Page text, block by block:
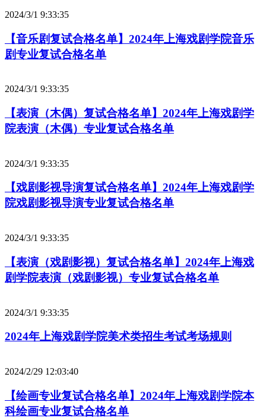
2024/3/1 9:33:35
【音乐剧复试合格名单】2024年上海戏剧学院音乐
剧专业复试合格名单
2024/3/1 9:33:35
【表演（木偶）复试合格名单】2024年上海戏剧学
院表演（木偶）专业复试合格名单
2024/3/1 9:33:35
【戏剧影视导演复试合格名单】2024年上海戏剧学
院戏剧影视导演专业复试合格名单
2024/3/1 9:33:35
【表演（戏剧影视）复试合格名单】2024年上海戏
剧学院表演（戏剧影视）专业复试合格名单
2024/3/1 9:33:35
2024年上海戏剧学院美术类招生考试考场规则
2024/2/29 12:03:40
【绘画专业复试合格名单】2024年上海戏剧学院本
科绘画专业复试合格名单